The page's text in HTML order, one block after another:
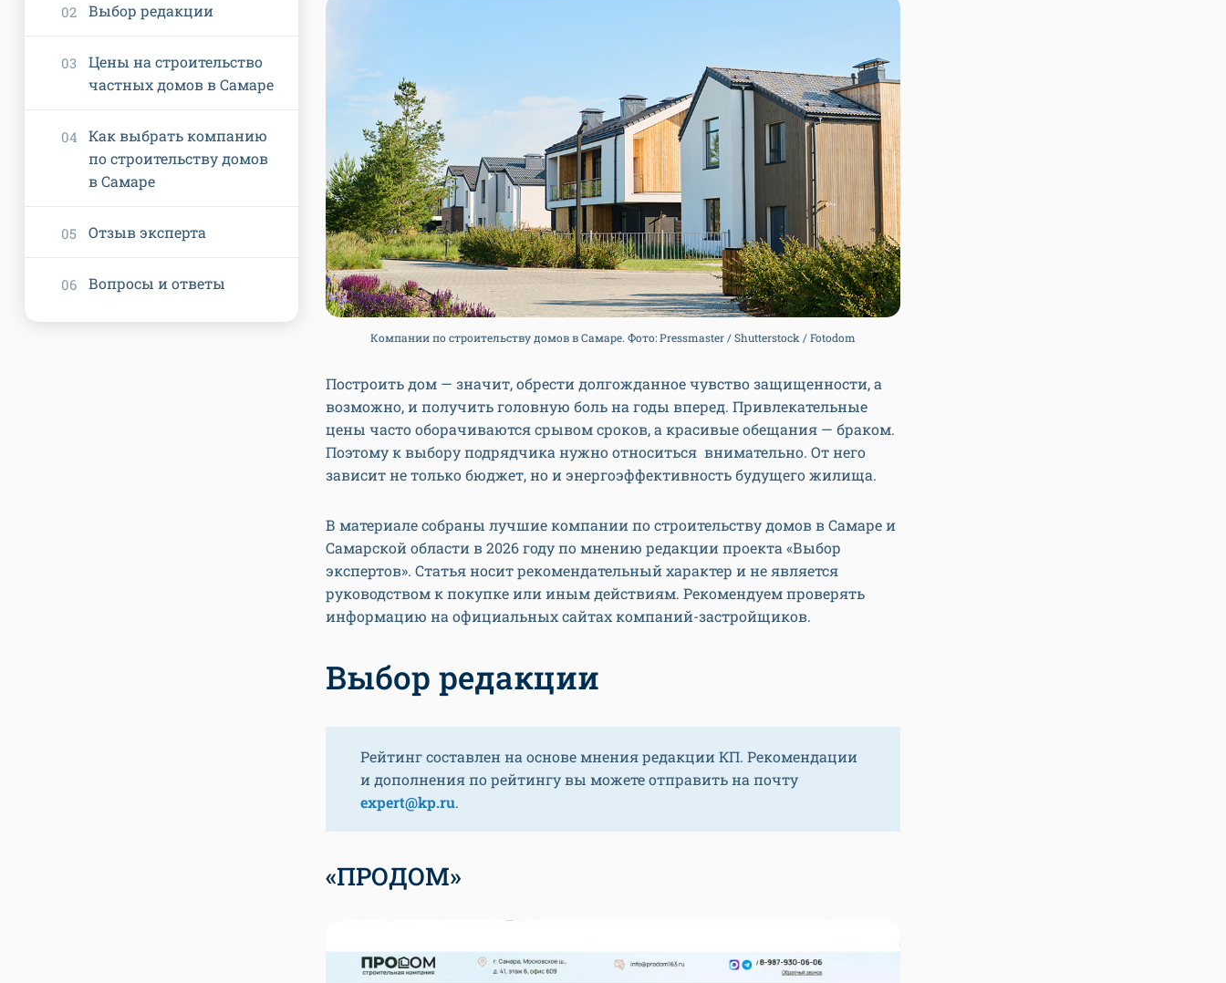
Компании по строительству домов в Самаре. Фото: Pressmaster / Shutterstock / Fotodom
Построить дом — значит, обрести долгожданное чувство защищенности, а
возможно, и получить головную боль на годы вперед. Привлекательные
цены часто оборачиваются срывом сроков, а красивые обещания — браком.
Поэтому к выбору подрядчика нужно относиться внимательно. От него
зависит не только бюджет, но и энергоэффективность будущего жилища.
В материале собраны лучшие компании по строительству домов в Самаре и
Самарской области в 2026 году по мнению редакции проекта «Выбор
экспертов». Статья носит рекомендательный характер и не является
руководством к покупке или иным действиям. Рекомендуем проверять
информацию на официальных сайтах компаний-застройщиков.
Выбор редакции
Рейтинг составлен на основе мнения редакции КП. Рекомендации
и дополнения по рейтингу вы можете отправить на почту
expert@kp.ru.
«ПРОДОМ»
Выбор редакции
Цены на строительство
частных домов в Самаре
Как выбрать компанию
по строительству домов
в Самаре
Отзыв эксперта
Вопросы и ответы